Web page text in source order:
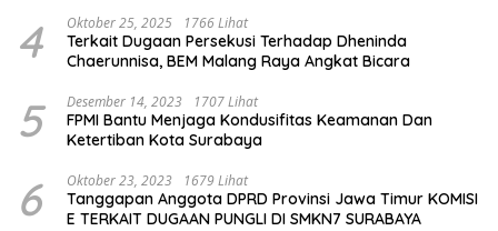
4 Oktober 25, 2025 1766 Lihat
Terkait Dugaan Persekusi Terhadap Dheninda
Chaerunnisa, BEM Malang Raya Angkat Bicara
5 Desember 14, 2023 1707 Lihat
FPMI Bantu Menjaga Kondusifitas Keamanan Dan
Ketertiban Kota Surabaya
6 Oktober 23, 2023 1679 Lihat
Tanggapan Anggota DPRD Provinsi Jawa Timur KOMISI
E TERKAIT DUGAAN PUNGLI DI SMKN7 SURABAYA